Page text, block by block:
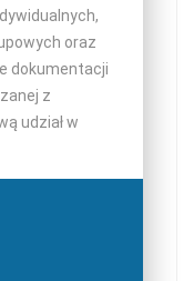
oraz
dokumentacji
z
udział w